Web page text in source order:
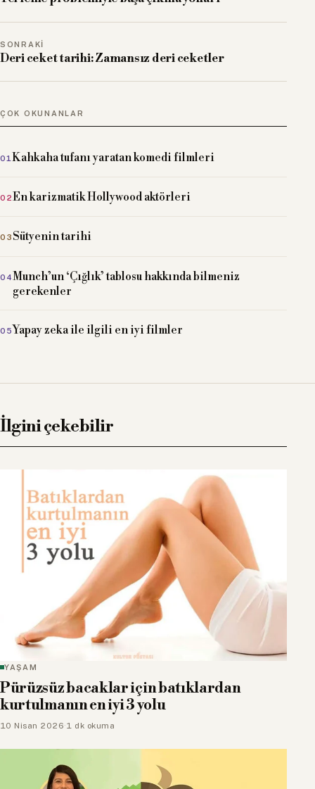
SONRAKI
Deri ceket tarihi: Zamansız deri ceketler
ÇOK OKUNANLAR
Kahkaha tufanı yaratan komedi filmleri
En karizmatik Hollywood aktörleri
Sütyenin tarihi
Munch’un ‘Çığlık’ tablosu hakkında bilmeniz
gerekenler
Yapay zeka ile ilgili en iyi filmler
İlgini çekebilir
YAŞAM
Pürüzsüz bacaklar için batıklardan
kurtulmanın en iyi 3 yolu
10 Nisan 2026·1 dk okuma